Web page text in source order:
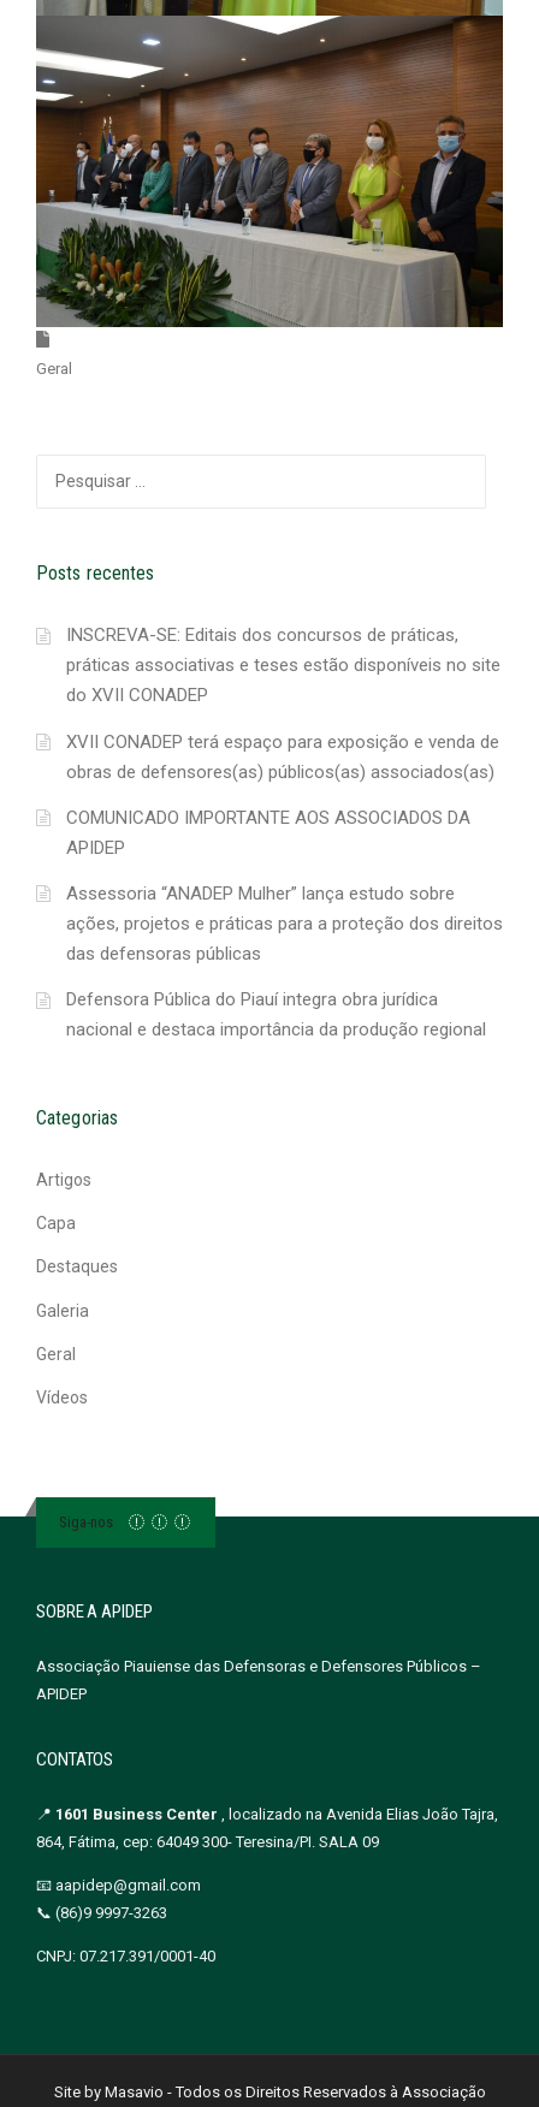
Geral
por:
Posts recentes
INSCREVA-SE: Editais dos concursos de práticas,
práticas associativas e teses estão disponíveis no site
do XVII CONADEP
XVII CONADEP terá espaço para exposição e venda de
obras de defensores(as) públicos(as) associados(as)
COMUNICADO IMPORTANTE AOS ASSOCIADOS DA
APIDEP
Assessoria “ANADEP Mulher” lança estudo sobre
ações, projetos e práticas para a proteção dos direitos
das defensoras públicas
Defensora Pública do Piauí integra obra jurídica
nacional e destaca importância da produção regional
Categorias
Artigos
Capa
Destaques
Galeria
Geral
Vídeos
Siga-nos
SOBRE A APIDEP
Associação Piauiense das Defensoras e Defensores Públicos –
APIDEP
CONTATOS
📍 1601 Business Center , localizado na Avenida Elias João Tajra,
864, Fátima, cep: 64049 300- Teresina/PI. SALA 09
📧 aapidep@gmail.com
📞 (86)9 9997-3263
CNPJ: 07.217.391/0001-40
Site by Masavio - Todos os Direitos Reservados à Associação